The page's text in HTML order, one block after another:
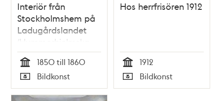
Interiör från
Stockholmshem på
Ladugårdslandet
(Hummerhielmska
hemmet vid
Ladugårdslandstorg)
Tid
1850 till 1860
Typ
Bildkonst
Hos herrfrisören 1912
Tid
1912
Typ
Bildkonst